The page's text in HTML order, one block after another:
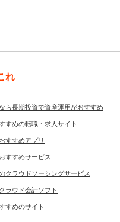
れ
ら長期投資で資産運用がおすすめ
すめの転職・求人サイト
すすめアプリ
すすめサービス
クラウドソーシングサービス
ラウド会計ソフト
すめのサイト